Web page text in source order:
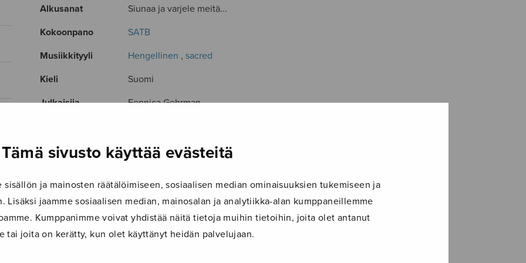
Tämä sivusto käyttää evästeitä
sisällön ja mainosten räätälöimiseen, sosiaalisen median ominaisuuksien tukemiseen ja
Lisäksi jaamme sosiaalisen median, mainosalan ja analytiikka-alan kumppaneillemme
Kumppanimme voivat yhdistää näitä tietoja muihin tietoihin, joita olet antanut
tai joita on kerätty, kun olet käyttänyt heidän palvelujaan.
Alkusanat
Siunaa ja varjele meitä...
Kokoonpano
SATB
Musiikkityyli
Hengellinen ,sacred
Kieli
Suomi
Julkaisija
Fennica Gehrman
Osastot
Sekakuoro
Sivumäärä
1
TUTUSTU MYÖS